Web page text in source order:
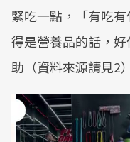
緊吃一點，「有吃
得是營養品的話，
助（資料來源請見2